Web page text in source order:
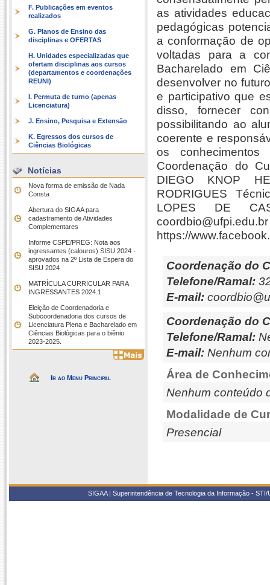
F. Publicações em eventos
realizados
G. Planos de Ensino das
disciplinas e OFERTAS
H. Unidades especializadas que
ofertam disciplinas aos cursos
(departamentos e coordenações
REUNI)
I. Permuta de turno (apenas
Licenciatura)
J. Ensino, Pesquisa e Extensão
K. Egressos dos cursos de
Ciências Biológicas
Notícias
Nova forma de emissão de Nada
Consta
Abertura do SIGAA para
cadastramento de Atividades
Complementares
Informe CSPE/PREG: Nota aos
ingressantes (calouros) SISU 2024 -
aprovados na 2º Lista de Espera do
SISU 2024
MATRÍCULA CURRICULAR PARA
INGRESSANTES 2024.1
Eleição de Coordenadoria e
Subcoordenadoria dos cursos de
Licenciatura Plena e Bacharelado em
Ciências Biológicas para o biênio
2023-2025.
Ir ao Menu Principal
as atividades
pedagógicas
a conformação de
voltadas para a
Bacharelado em
desenvolver no
e participativo que
disso, fornecer
possibilitando ao
coerente e
os
Coordenação do
DIEGO KNOP
RODRIGUES
LOPES DE
https://
Coordenação do
Telefone/Ramal:
E-mail:
Coordenação do
Telefone/Ramal:
E-mail: Nenhum
Área de
Nenhum conteúdo
Modalidade de
Presencial
SIGAA | Superintendência de Tecnologia da Informação -